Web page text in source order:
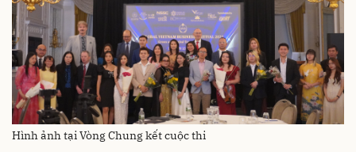
Hình ảnh tại Vòng Chung kết cuộc thi